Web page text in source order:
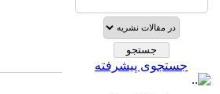
* Scientific Indexing
Services
* SID
* Magiran
* Google Scholar
جستجوی پیشرفته